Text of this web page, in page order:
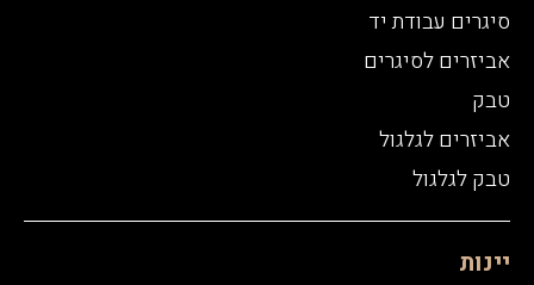
סיגרים עבודת יד
אביזרים לסיגרים
טבק
אביזרים לגלגול
טבק לגלגול
יינות